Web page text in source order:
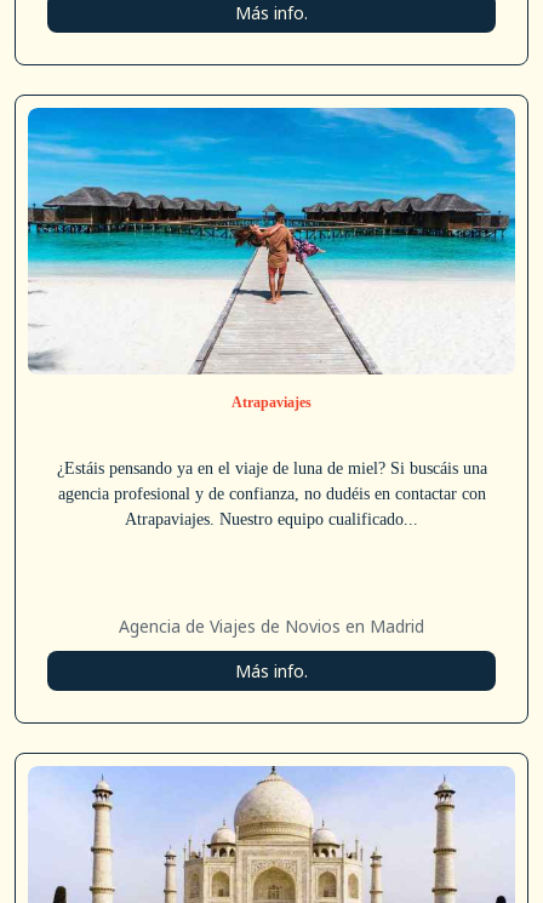
Más info.
Atrapaviajes
¿Estáis pensando ya en el viaje de luna de miel? Si buscáis una
agencia profesional y de confianza, no dudéis en contactar con
Atrapaviajes. Nuestro equipo cualificado...
Agencia de Viajes de Novios en Madrid
Más info.